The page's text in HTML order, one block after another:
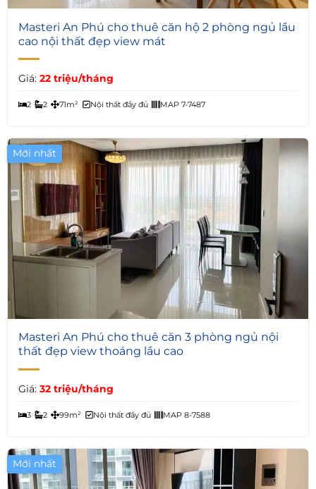
6
Masteri An Phú cho thuê căn hộ 2 phòng ngủ lầu
cao nội thất đẹp view mát
Giá: 22 triệu/tháng
2 2 71m² Nội thất đầy đủ MAP 7-7487
Mới nhất
6
Masteri An Phú cho thuê căn 3 phòng ngủ nội
thất đẹp view thoáng lầu cao
Giá: 32 triệu/tháng
3 2 99m² Nội thất đầy đủ MAP 8-7588
Mới nhất